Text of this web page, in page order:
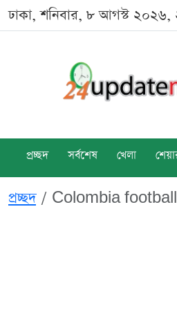
ঢাকা, শনিবার, ৮ আগস্ট ২০২৬,
প্রচ্ছদ সর্বশেষ খেলা
প্রচ্ছদ Colombia